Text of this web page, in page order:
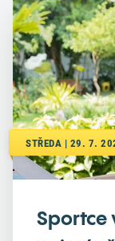
STŘEDA | 29. 7.
Sportce